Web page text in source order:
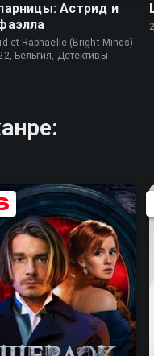
Астрид и
et Raphaëlle (Bright Minds)
Бельгия, Детективы